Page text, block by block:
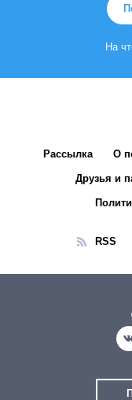
На
Рассылка О
Друзья и
RSS